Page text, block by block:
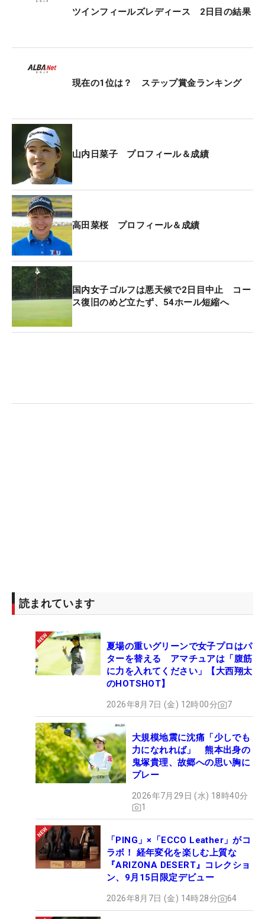
ツインフィールズレディース 2日目の結果
現在の1位は？ ステップ賞金ランキング
山内日菜子 プロフィール＆成績
高田菜桜 プロフィール＆成績
国内女子ゴルフは悪天候で2日目中止 コー
ス復旧のめど立たず、54ホール短縮へ
読まれています
夏場の重いグリーンで女子プロはパ
ターを替える アマチュアは「腹筋
に力を入れてください」【大西翔太
のHOTSHOT】
2026年8月7日 (金) 12時00分 7
大規模地震に沈痛「少しでも
力になれれば」 熊本出身の
鬼塚貴理、故郷への思い胸に
プレー
2026年7月29日 (水) 18時40分
1
「PING」×「ECCO Leather」がコ
ラボ！ 経年変化を楽しむ上質な
『ARIZONA DESERT』コレクショ
ン、9月15日限定デビュー
2026年8月7日 (金) 14時28分 64